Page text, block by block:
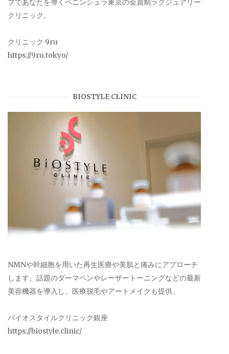
プであなたを導くペニンシュラ東京の会員制ラグジュアリー
クリニック。
クリニック 9ru
https://9ru.tokyo/
BIOSTYLE CLINIC
NMNや幹細胞を用いた再生医療や美肌と痛みにアプローチ
します。話題のダーマペンやレーザートーニングなどの最新
美容機器を導入し、医療脱毛やアートメイクも提供。
バイオスタイルクリニック銀座
https://biostyle.clinic/